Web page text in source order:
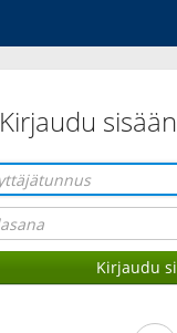
Kirjaudu sisään